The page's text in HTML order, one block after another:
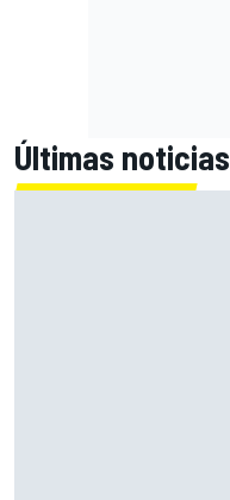
Últimas noticias